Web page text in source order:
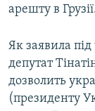
арешту в
Як заявила під
депутат
дозволить
(президенту